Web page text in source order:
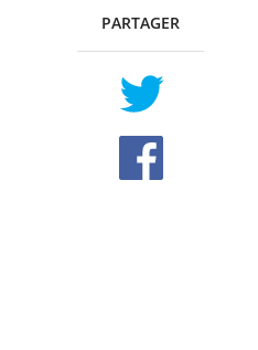
PARTAGER
TWITTER
FACEBOOK